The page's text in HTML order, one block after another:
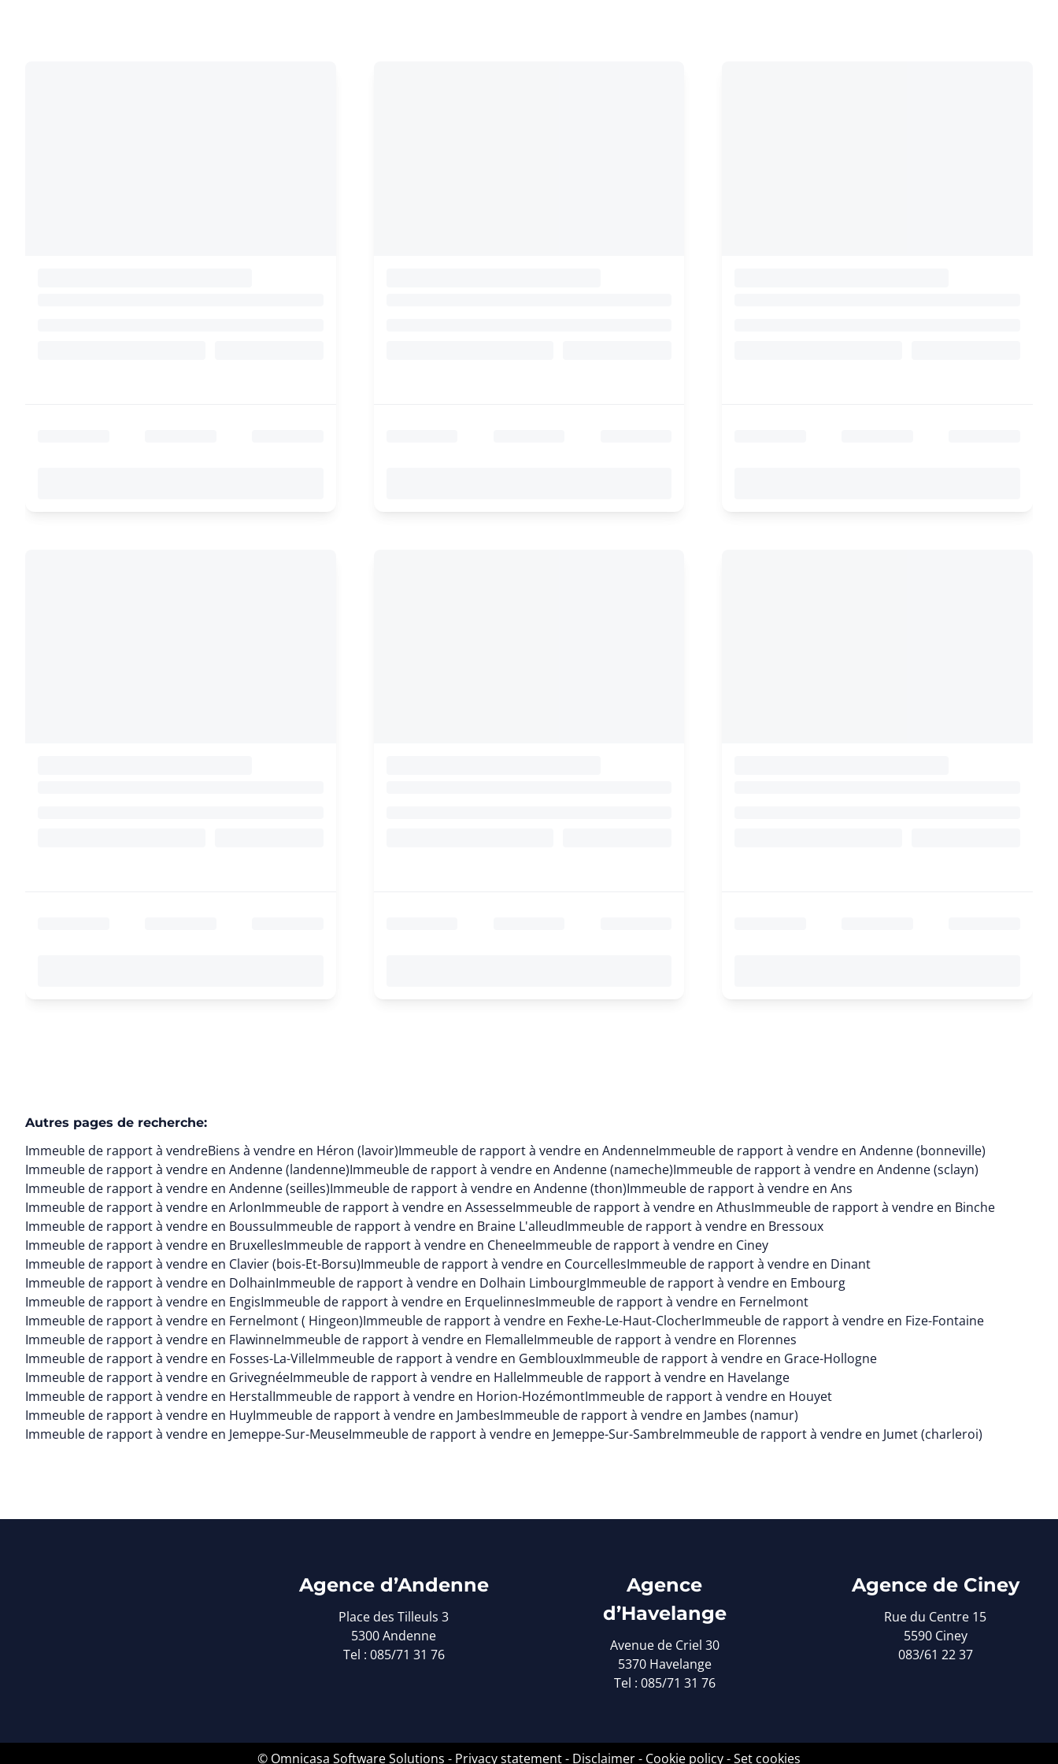
Autres pages de recherche:
Immeuble de rapport à vendreBiens à vendre en Héron (lavoir)Immeuble de rapport à vendre en AndenneImmeuble de rapport à vendre en Andenne (bonneville)
Immeuble de rapport à vendre en Andenne (landenne)Immeuble de rapport à vendre en Andenne (nameche)Immeuble de rapport à vendre en Andenne (sclayn)
Immeuble de rapport à vendre en Andenne (seilles)Immeuble de rapport à vendre en Andenne (thon)Immeuble de rapport à vendre en Ans
Immeuble de rapport à vendre en ArlonImmeuble de rapport à vendre en AssesseImmeuble de rapport à vendre en AthusImmeuble de rapport à vendre en Binche
Immeuble de rapport à vendre en BoussuImmeuble de rapport à vendre en Braine L'alleudImmeuble de rapport à vendre en Bressoux
Immeuble de rapport à vendre en BruxellesImmeuble de rapport à vendre en CheneeImmeuble de rapport à vendre en Ciney
Immeuble de rapport à vendre en Clavier (bois-Et-Borsu)Immeuble de rapport à vendre en CourcellesImmeuble de rapport à vendre en Dinant
Immeuble de rapport à vendre en DolhainImmeuble de rapport à vendre en Dolhain LimbourgImmeuble de rapport à vendre en Embourg
Immeuble de rapport à vendre en EngisImmeuble de rapport à vendre en ErquelinnesImmeuble de rapport à vendre en Fernelmont
Immeuble de rapport à vendre en Fernelmont ( Hingeon)Immeuble de rapport à vendre en Fexhe-Le-Haut-ClocherImmeuble de rapport à vendre en Fize-Fontaine
Immeuble de rapport à vendre en FlawinneImmeuble de rapport à vendre en FlemalleImmeuble de rapport à vendre en Florennes
Immeuble de rapport à vendre en Fosses-La-VilleImmeuble de rapport à vendre en GemblouxImmeuble de rapport à vendre en Grace-Hollogne
Immeuble de rapport à vendre en GrivegnéeImmeuble de rapport à vendre en HalleImmeuble de rapport à vendre en Havelange
Immeuble de rapport à vendre en HerstalImmeuble de rapport à vendre en Horion-HozémontImmeuble de rapport à vendre en Houyet
Immeuble de rapport à vendre en HuyImmeuble de rapport à vendre en JambesImmeuble de rapport à vendre en Jambes (namur)
Immeuble de rapport à vendre en Jemeppe-Sur-MeuseImmeuble de rapport à vendre en Jemeppe-Sur-SambreImmeuble de rapport à vendre en Jumet (charleroi)
Agence d’Andenne
Place des Tilleuls 3
5300 Andenne
Tel : 085/71 31 76
Agence
d’Havelange
Avenue de Criel 30
5370 Havelange
Tel : 085/71 31 76
Agence de Ciney
Rue du Centre 15
5590 Ciney
083/61 22 37
© Omnicasa Software Solutions - Privacy statement- Disclaimer- Cookie policy-Set cookies